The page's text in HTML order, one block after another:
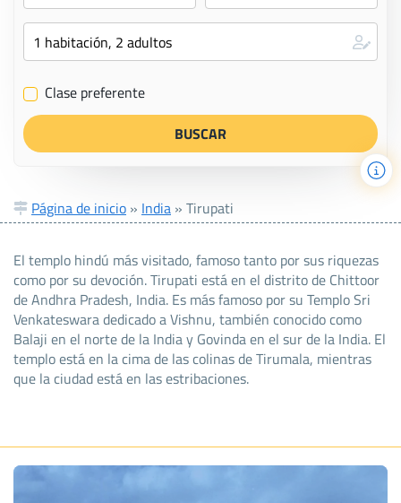
✔ Clase preferente
Página de inicio » India » Tirupati
El templo hindú más visitado, famoso tanto por sus riquezas
como por su devoción. Tirupati está en el distrito de Chittoor
de Andhra Pradesh, India. Es más famoso por su Templo Sri
Venkateswara dedicado a Vishnu, también conocido como
Balaji en el norte de la India y Govinda en el sur de la India. El
templo está en la cima de las colinas de Tirumala, mientras
que la ciudad está en las estribaciones.